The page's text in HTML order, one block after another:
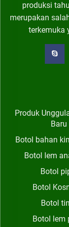
produksi
merupakan
terkemuka
Produk
Baru
Botol bahan
Botol lem
Botol
Botol
Botol
Botol lem